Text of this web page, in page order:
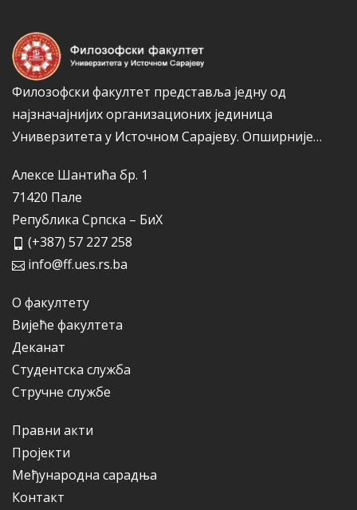
Филозофски факултет представља једну од
најзначајнијих организационих јединица
Универзитета у Источном Сарајеву. Опширније…
Алексе Шантића бр. 1
71420 Пале
Република Српска – БиХ
(+387) 57 227 258
info@ff.ues.rs.ba
О факултету
Вијеће факултета
Деканат
Студентска служба
Стручне службе
Правни акти
Пројекти
Међународна сарадња
Контакт